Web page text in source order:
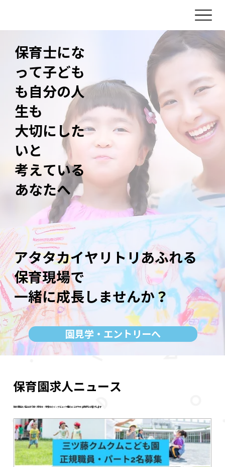
保育士にな
って子ども
も自分の人
生も
大切にした
いと
考えている
あなたへ
アタタカイヤリトリあふれる
保育現場で
一緒に成長しませんか？
園見学・エントリーへ
保育園求人ニュース
​社会福祉法人聖光会で働く保育士・栄養士のインタビューや園のことがわかる情報をお届けします